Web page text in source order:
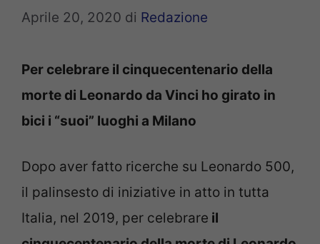
Aprile 20, 2020 di Redazione
Per celebrare il cinquecentenario della
morte di Leonardo da Vinci ho girato in
bici i “suoi” luoghi a Milano
Dopo aver fatto ricerche su Leonardo 500,
il palinsesto di iniziative in atto in tutta
Italia, nel 2019, per celebrare il